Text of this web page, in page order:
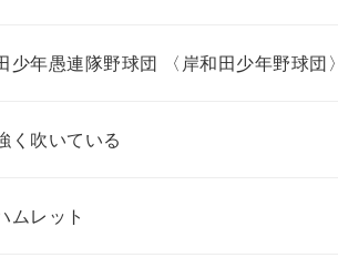
少年愚連隊野球団 〈岸和田少年野球団〉
く吹いている
ムレット